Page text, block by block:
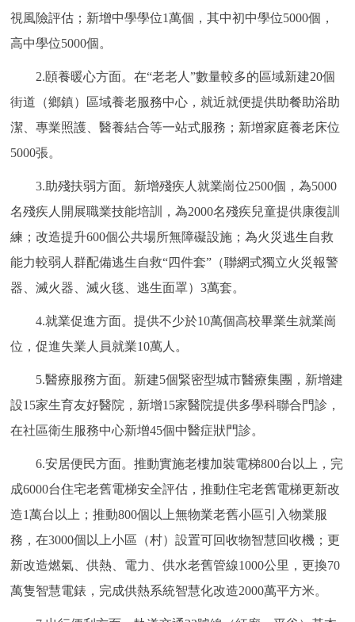
視風險評估；新增中學學位1萬個，其中初中學位5000個，
高中學位5000個。
2.頤養暖心方面。在“老老人”數量較多的區域新建20個
街道（鄉鎮）區域養老服務中心，就近就便提供助餐助浴助
潔、專業照護、醫養結合等一站式服務；新增家庭養老床位
5000張。
3.助殘扶弱方面。新增殘疾人就業崗位2500個，為5000
名殘疾人開展職業技能培訓，為2000名殘疾兒童提供康復訓
練；改造提升600個公共場所無障礙設施；為火災逃生自救
能力較弱人群配備逃生自救“四件套”（聯網式獨立火災報警
器、滅火器、滅火毯、逃生面罩）3萬套。
4.就業促進方面。提供不少於10萬個高校畢業生就業崗
位，促進失業人員就業10萬人。
5.醫療服務方面。新建5個緊密型城市醫療集團，新增建
設15家生育友好醫院，新增15家醫院提供多學科聯合門診，
在社區衛生服務中心新增45個中醫症狀門診。
6.安居便民方面。推動實施老樓加裝電梯800台以上，完
成6000台住宅老舊電梯安全評估，推動住宅老舊電梯更新改
造1萬台以上；推動800個以上無物業老舊小區引入物業服
務，在3000個以上小區（村）設置可回收物智慧回收機；更
新改造燃氣、供熱、電力、供水老舊管線1000公里，更換70
萬隻智慧電錶，完成供熱系統智慧化改造2000萬平方米。